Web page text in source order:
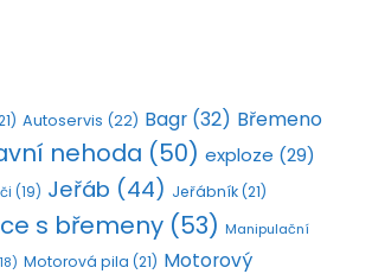
Autoservis (22) Bagr (32) Břemeno
nehoda (50) exploze (29)
(19) Jeřáb (44) Jeřábník(21)
s břemeny (53) Manipulační
Motorová pila (21) Motorový